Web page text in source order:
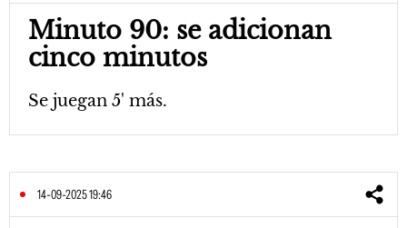
Minuto 90: se adicionan
cinco minutos
Se juegan 5' más.
14-09-2025 19:46